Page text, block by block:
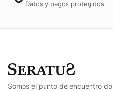
Datos y pagos protegidos
Somos el punto de encuentro